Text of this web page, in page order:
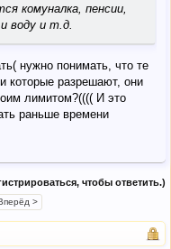
комуналка, пенсии,
воду и т.д.
нужно понимать, что те
которые разрешают, они
лимитом?(((( И это
раньше времени
чтобы ответить.)
>